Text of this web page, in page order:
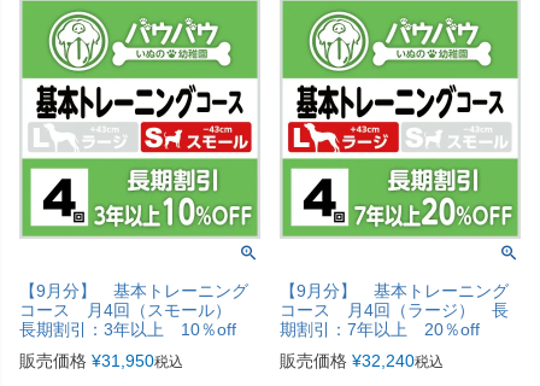
【9月分】 基本トレーニング
コース 月4回（スモール）
長期割引：3年以上 10％off
販売価格 ¥31,950税込
【9月分】 基本トレーニング
コース 月4回（ラージ） 長
期割引：7年以上 20％off
販売価格 ¥32,240税込